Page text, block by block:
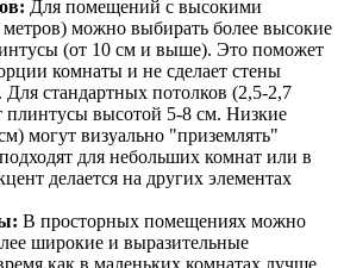
Для помещений с высокими
можно выбирать более высокие
(от 10 см и выше). Это поможет
комнаты и не сделает стены
стандартных потолков (2,5-2,7
плинтусы высотой 5-8 см. Низкие
могут визуально "приземлять"
для небольших комнат или в
делается на других элементах
В просторных помещениях можно
широкие и выразительные